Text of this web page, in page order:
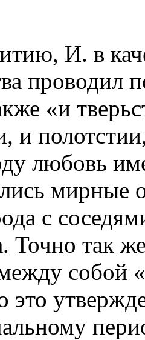
И. в
«и
и
любовь
мирные
с
Точно так
это